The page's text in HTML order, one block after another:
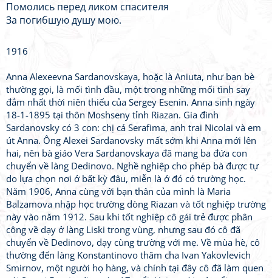
Помолись перед ликом спасителя
За погибшую душу мою.
1916
Anna Alexeevna Sardanovskaya, hoặc là Aniuta, như bạn bè
thường gọi, là mối tình đầu, một trong những mối tình say
đắm nhất thời niên thiếu của Sergey Esenin. Anna sinh ngày
18-1-1895 tại thôn Moshseny tỉnh Riazan. Gia đình
Sardanovsky có 3 con: chị cả Serafima, anh trai Nicolai và em
út Anna. Ông Alexei Sardanovsky mất sớm khi Anna mới lên
hai, nên bà giáo Vera Sardanovskaya đã mang ba đứa con
chuyển về làng Dedinovo. Nghề nghiệp cho phép bà được tự
do lựa chọn nơi ở bất kỳ đâu, miễn là ở đó có trường học.
Năm 1906, Anna cùng với bạn thân của mình là Maria
Balzamova nhập học trường dòng Riazan và tốt nghiệp trường
này vào năm 1912. Sau khi tốt nghiệp cô gái trẻ được phân
công về dạy ở làng Liski trong vùng, nhưng sau đó cô đã
chuyển về Dedinovo, dạy cùng trường với mẹ. Về mùa hè, cô
thường đến làng Konstantinovo thăm cha Ivan Yakovlevich
Smirnov, một người họ hàng, và chính tại đây cô đã làm quen